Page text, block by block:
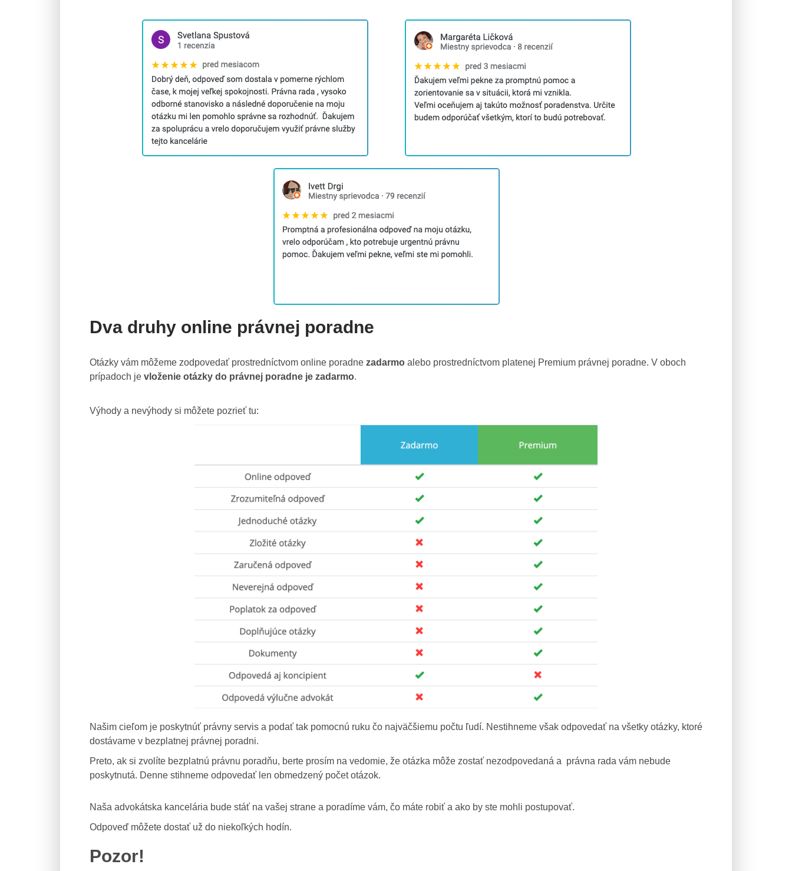
Dva druhy online právnej poradne
Otázky vám môžeme zodpovedať prostredníctvom online poradne zadarmo alebo prostredníctvom platenej Premium právnej poradne. V oboch
prípadoch je vloženie otázky do právnej poradne je zadarmo.
Výhody a nevýhody si môžete pozrieť tu:
Našim cieľom je poskytnúť právny servis a podať tak pomocnú ruku čo najväčšiemu počtu ľudí. Nestihneme však odpovedať na všetky otázky, ktoré
dostávame v bezplatnej právnej poradni.
Preto, ak si zvolíte bezplatnú právnu poradňu, berte prosím na vedomie, že otázka môže zostať nezodpovedaná a právna rada vám nebude
poskytnutá. Denne stihneme odpovedať len obmedzený počet otázok.
Naša advokátska kancelária bude stáť na vašej strane a poradíme vám, čo máte robiť a ako by ste mohli postupovať.
Odpoveď môžete dostať už do niekoľkých hodín.
Pozor!